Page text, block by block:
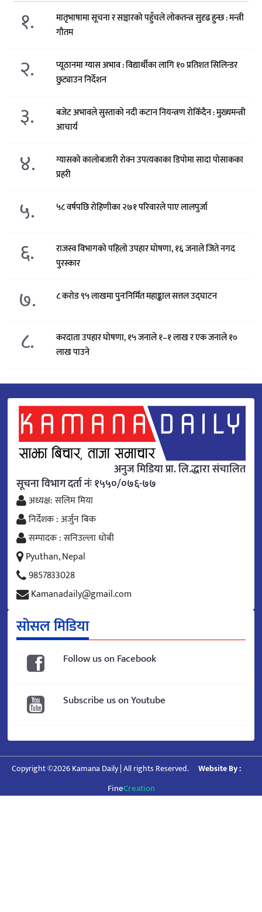
१.
मातृभाषामा सूचना र सञ्चारको पहुँचले लोकतन्त्र सुदृढ हुन्छ : मन्त्री
गौतम
२.
प्यूठानमा ग्यास अभाव : विद्यार्थीका लागि १० प्रतिशत सिलिन्डर
छुट्याउन निर्देशन
३.
बजेट अभावले सुस्ताको नदी कटान नियन्त्रण रोकिँदैन : मुख्यमन्त्री
आचार्य
४.
ग्यासको कालोबजारी रोक्न उपत्यकाका डिपोमा सादा पोसाकका
प्रहरी
५. ५८ वर्षपछि रोहिणीका २७१ परिवारले पाए लालपुर्जा
६.
राजस्व विभागको पहिलो उपहार घोषणा, १६ जनाले जिते नगद
पुरस्कार
७. ८ करोड ९५ लाखमा पुनःनिर्मित महाङ्काल सत्तल उद्घाटन
८.
करदाता उपहार घोषणा, १५ जनाले १–१ लाख र एक जनाले १०
लाख पाउने
अनुज मिडिया प्रा. लि.द्धारा संचालित
सूचना विभाग दर्ता नंः १५५०/०७६-७७
अध्यक्ष: सलिम मिया
निर्देशक : अर्जुन बिक
सम्पादक : सनिउल्ला धोबी
Pyuthan, Nepal
9857833028
Kamanadaily@gmail.com
सोसल मिडिया
Follow us on Facebook
Subscribe us on Youtube
Copyright ©2026 Kamana Daily | All rights Reserved. Website By :
FineCreation